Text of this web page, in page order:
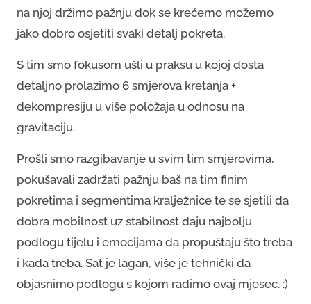
na njoj držimo pažnju dok se krećemo možemo
jako dobro osjetiti svaki detalj pokreta.
S tim smo fokusom ušli u praksu u kojoj dosta
detaljno prolazimo 6 smjerova kretanja +
dekompresiju u više položaja u odnosu na
gravitaciju.
Prošli smo razgibavanje u svim tim smjerovima,
pokušavali zadržati pažnju baš na tim finim
pokretima i segmentima kralježnice te se sjetili da
dobra mobilnost uz stabilnost daju najbolju
podlogu tijelu i emocijama da propuštaju što treba
i kada treba. Sat je lagan, više je tehnički da
objasnimo podlogu s kojom radimo ovaj mjesec. :)